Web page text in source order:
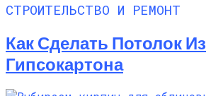
СТРОИТЕЛЬСТВО И РЕМОНТ
Как Сделать Потолок Из
Гипсокартона